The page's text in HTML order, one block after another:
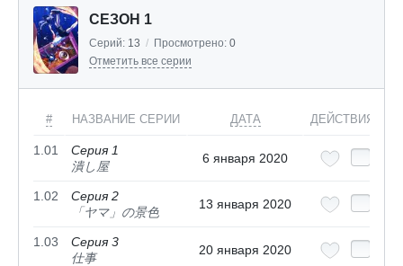
СЕЗОН 1
Серий: 13 / Просмотрено: 0
Отметить все серии
# НАЗВАНИЕ СЕРИИ ДАТА ДЕЙСТВИЯ
1.01
Серия 1
潰し屋
6 января 2020
1.02
Серия 2
「ヤマ」の景色
13 января 2020
1.03
Серия 3
仕事
20 января 2020